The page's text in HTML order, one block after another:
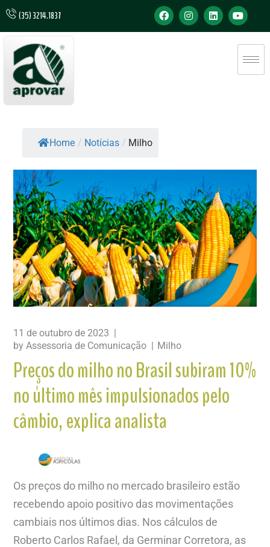
(35) 3214.1837
Home / Notícias / Milho
11 de outubro de 2023
byAssessoria de Comunicação Milho
Preços do milho no Brasil subiram 10%
no último mês impulsionados pelo
câmbio, explica analista
Os preços do milho no mercado brasileiro estão
recebendo apoio positivo das movimentações
cambiais nos últimos dias. Nos cálculos de
Roberto Carlos Rafael, da Germinar Corretora, as